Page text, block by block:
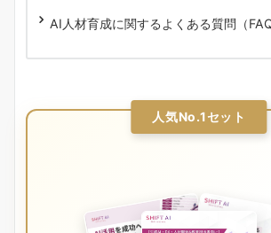
AI人材育成に関するよくある質問（FAQ
人気No.1セット